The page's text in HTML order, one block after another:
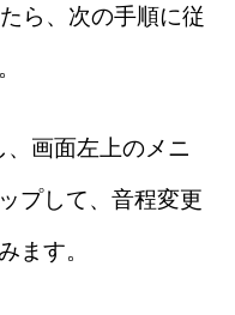
ら、次の手順に従
、画面左上のメニ
プして、音程変更
ます。